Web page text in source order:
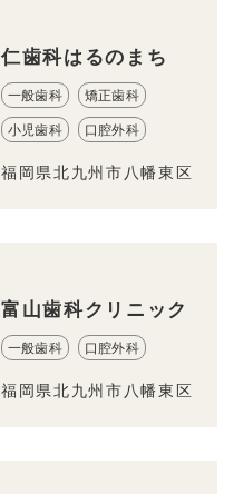
仁歯科はるのまち
一般歯科 矯正歯科
小児歯科 口腔外科
福岡県北九州市八幡東区
富山歯科クリニック
一般歯科 口腔外科
福岡県北九州市八幡東区